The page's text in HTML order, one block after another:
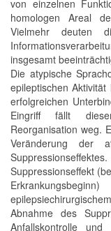
von einzelnen
homologen Areal
Vielmehr deuten
insgesamt
Die atypische
epileptischen
erfolgreichen
Eingriff fällt
Reorganisation weg.
Veränderung der
Suppressionseffekt
Abnahme des
Anfallskontrolle